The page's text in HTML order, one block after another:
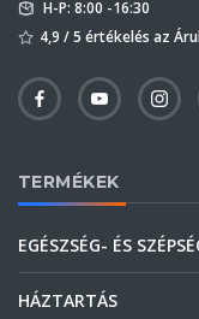
H-P: 8:00 -16:30
4,9 / 5 értékelés az
TERMÉKEK
EGÉSZSÉG- ÉS
HÁZTARTÁS